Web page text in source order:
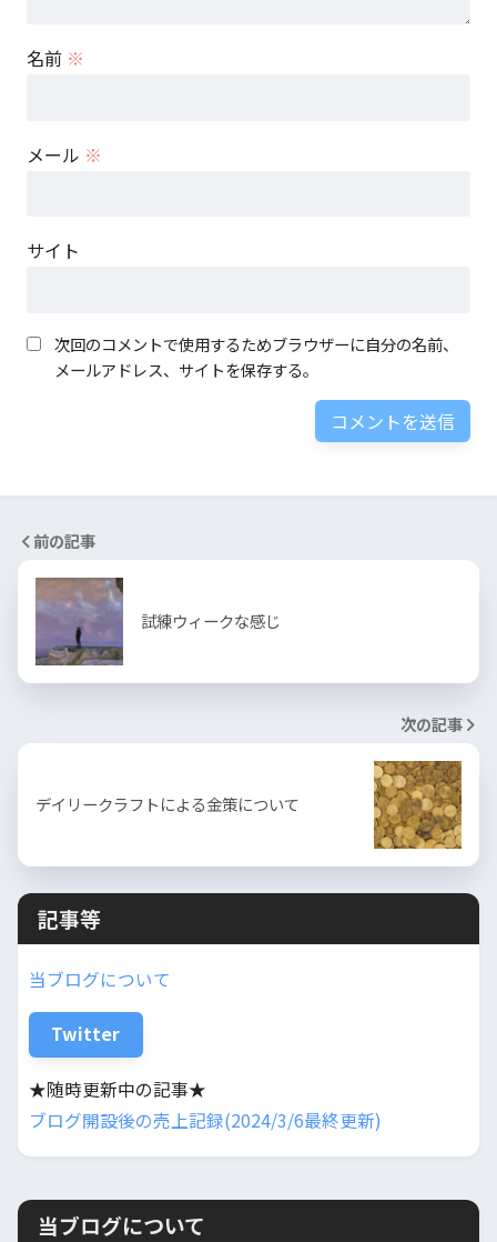
名前 ※
メール ※
サイト
次回のコメントで使用するためブラウザーに自分の名前、
メールアドレス、サイトを保存する。
前の記事
試練ウィークな感じ
次の記事
デイリークラフトによる金策について
記事等
当ブログについて
Twitter
★随時更新中の記事★
ブログ開設後の売上記録(2024/3/6最終更新)
当ブログについて